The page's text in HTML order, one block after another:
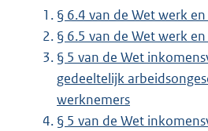
§ 6.4 van de Wet werk
§ 6.5 van de Wet werk
§ 5 van de Wet
gedeeltelijk
werknemers
§ 5 van de Wet